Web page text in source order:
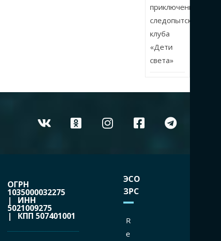
приключения
следопытского
клуба
«Дети
света»
ОГРН
1035000032275
| ИНН
5021009275
| КПП 507401001
ЭСО
ЗРС
R
e